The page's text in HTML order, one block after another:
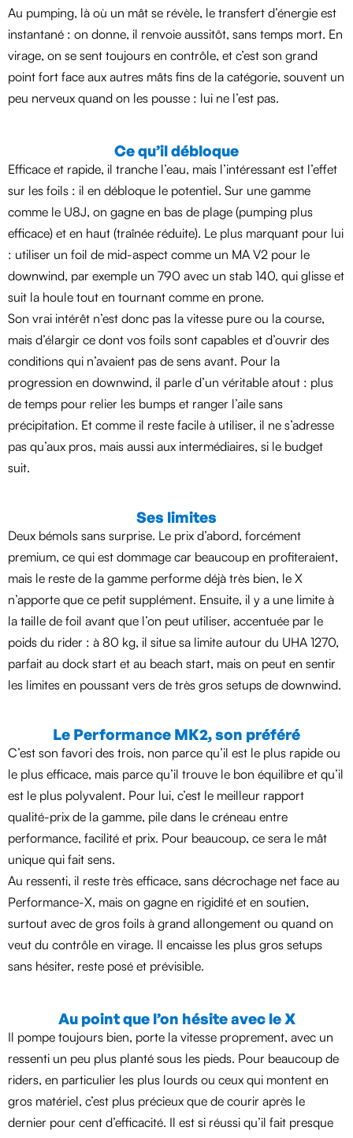
Au pumping, là où un mât se révèle, le transfert d’énergie est
instantané : on donne, il renvoie aussitôt, sans temps mort. En
virage, on se sent toujours en contrôle, et c’est son grand
point fort face aux autres mâts fins de la catégorie, souvent un
peu nerveux quand on les pousse : lui ne l’est pas.
Ce qu’il débloque
Efficace et rapide, il tranche l’eau, mais l’intéressant est l’effet
sur les foils : il en débloque le potentiel. Sur une gamme
comme le U8J, on gagne en bas de plage (pumping plus
efficace) et en haut (traînée réduite). Le plus marquant pour lui
: utiliser un foil de mid-aspect comme un MA V2 pour le
downwind, par exemple un 790 avec un stab 140, qui glisse et
suit la houle tout en tournant comme en prone.
Son vrai intérêt n’est donc pas la vitesse pure ou la course,
mais d’élargir ce dont vos foils sont capables et d’ouvrir des
conditions qui n’avaient pas de sens avant. Pour la
progression en downwind, il parle d’un véritable atout : plus
de temps pour relier les bumps et ranger l’aile sans
précipitation. Et comme il reste facile à utiliser, il ne s’adresse
pas qu’aux pros, mais aussi aux intermédiaires, si le budget
suit.
Ses limites
Deux bémols sans surprise. Le prix d’abord, forcément
premium, ce qui est dommage car beaucoup en profiteraient,
mais le reste de la gamme performe déjà très bien, le X
n’apporte que ce petit supplément. Ensuite, il y a une limite à
la taille de foil avant que l’on peut utiliser, accentuée par le
poids du rider : à 80 kg, il situe sa limite autour du UHA 1270,
parfait au dock start et au beach start, mais on peut en sentir
les limites en poussant vers de très gros setups de downwind.
Le Performance MK2, son préféré
C’est son favori des trois, non parce qu’il est le plus rapide ou
le plus efficace, mais parce qu’il trouve le bon équilibre et qu’il
est le plus polyvalent. Pour lui, c’est le meilleur rapport
qualité-prix de la gamme, pile dans le créneau entre
performance, facilité et prix. Pour beaucoup, ce sera le mât
unique qui fait sens.
Au ressenti, il reste très efficace, sans décrochage net face au
Performance-X, mais on gagne en rigidité et en soutien,
surtout avec de gros foils à grand allongement ou quand on
veut du contrôle en virage. Il encaisse les plus gros setups
sans hésiter, reste posé et prévisible.
Au point que l’on hésite avec le X
Il pompe toujours bien, porte la vitesse proprement, avec un
ressenti un peu plus planté sous les pieds. Pour beaucoup de
riders, en particulier les plus lourds ou ceux qui montent en
gros matériel, c’est plus précieux que de courir après le
dernier pour cent d’efficacité. Il est si réussi qu’il fait presque